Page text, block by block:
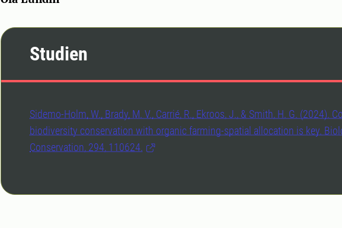
Studien
Sidemo-Holm, W., Brady, M. V., Carrié, R., Ekroos, J., & Smith, H. G. (2024).
biodiversity conservation with organic farming-spatial allocation is key.
Conservation, 294, 110624.